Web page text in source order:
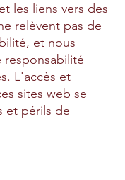
les liens vers des
relèvent pas de
et nous
L'accès et
sites web se
et périls de